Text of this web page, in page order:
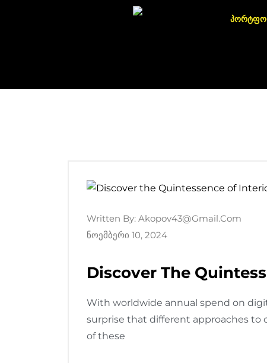
Written By: Akopov43@gmail.com
Ნოემბერი 10, 2024
Discover The
With worldwide annual spend on
surprise that different approaches to
of these